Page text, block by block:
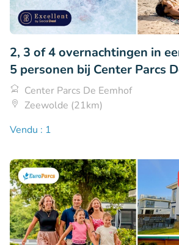
2, 3 of 4 overnachtingen in
5 personen bij Center Parcs
Center Parcs De Eemhof
Zeewolde (21km)
Vendu : 1